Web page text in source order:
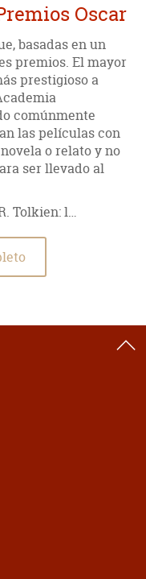
Oscar
basadas en un
premios. El mayor
prestigioso a
comúnmente
las películas con
o relato y no
ser llevado al
Tolkien: l…